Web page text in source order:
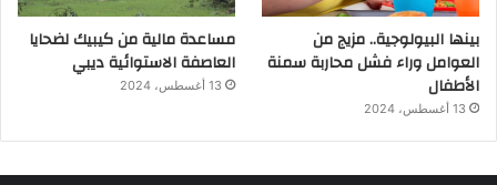
بينها البيولوجية.. مزيج من
العوامل وراء فشل محاربة سمنة
الأطفال
13 أغسطس، 2024
مساعدة مالية من كيبيك لضحايا
العاصفة الاستوائية ديبي
13 أغسطس، 2024